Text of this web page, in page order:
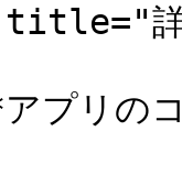
詳
プリの